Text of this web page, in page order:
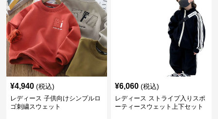
¥4,940 (税込)
レディース 子供向けシンプルロ
ゴ刺繍スウェット
¥6,060 (税込)
レディース ストライプ入りスポ
ーティースウェット上下セット